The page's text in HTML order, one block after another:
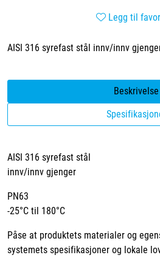
Legg til
AISI 316 syrefast stål innv/innv
Beskrivelse
AISI 316 syrefast stål
innv/innv gjenger
PN63
-25°C til 180°C
Påse at produktets materialer og
systemets spesifikasjoner og lokale